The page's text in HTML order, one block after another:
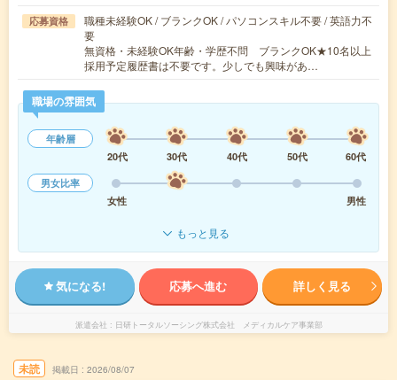
応募資格
職種未経験OK / ブランクOK / パソコンスキル不要 / 英語力不
要
無資格・未経験OK年齢・学歴不問 ブランクOK★10名以上
採用予定履歴書は不要です。少しでも興味があ…
職場の雰囲気
年齢層
20代
30代 40代 50代
60代
男女比率
女性
男性
もっと見る
気になる! 応募へ進む 詳しく見る
派遣会社 日研トータルソーシング株式会社 メディカルケア事業部
未読 掲載日 2026/08/07